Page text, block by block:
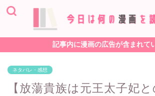
記事内に漫画の広告が含まれて
ネタバレ・感想
【放蕩貴族は元王太子妃